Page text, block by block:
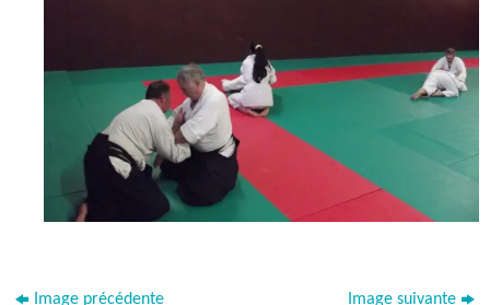
Image précédente Image suivante